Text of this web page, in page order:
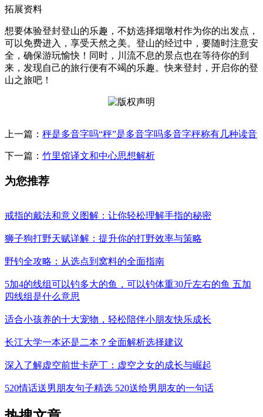
拓展资料
想要体验登封登山的乐趣，不妨选择烟墩村作为你的出发点，
可以免费进入，享受天然之美。登山的经过中，要随时注意安
全，确保游玩愉快！同时，川流不息的景点也在等待你的到
来，发现自己的旅行便有不竭的乐趣。快来登封，开启你的登
山之旅吧！
上一篇： 秤是多音字吗“秤”是多音字吗多音字秤称有几种读音
下一篇： 竹里馆译文和中心思想解析
为您推荐
戒指的戴法和意义图解：让你轻松理解手指的秘密
狮子狗打野天赋详解：提升你的打野效率与策略
野钓全攻略：从选点到窝料的全面指南
5加4的线组可以钓多大的鱼，可以钓体重30斤左右的鱼 五加
四线组是什么意思
适合小孩养的十大宠物，轻松陪伴小朋友快乐成长
长江大学一本还是二本？全面解析选择建议
深入了解虚空前世卡萨丁：虚空之女的成长与崛起
520情话送男朋友句子精选 520送给男朋友的一句话